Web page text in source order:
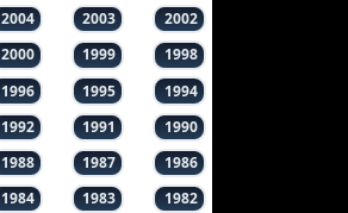
2004 2003
2002
2000 1999
1998
1996 1995
1994
1992 1991
1990
1988 1987
1986
1984 1983
1982